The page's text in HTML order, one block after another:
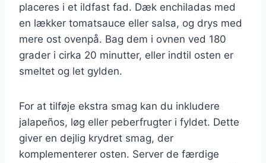
placeres i et ildfast fad. Dæk enchiladas med
en lækker tomatsauce eller salsa, og drys med
mere ost ovenpå. Bag dem i ovnen ved 180
grader i cirka 20 minutter, eller indtil osten er
smeltet og let gylden.
For at tilføje ekstra smag kan du inkludere
jalapeños, løg eller peberfrugter i fyldet. Dette
giver en dejlig krydret smag, der
komplementerer osten. Server de færdige